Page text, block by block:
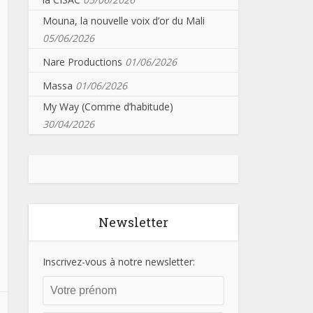
Mouna, la nouvelle voix d’or du Mali
05/06/2026
Nare Productions 01/06/2026
Massa 01/06/2026
My Way (Comme d’habitude)
30/04/2026
Newsletter
Inscrivez-vous à notre newsletter: